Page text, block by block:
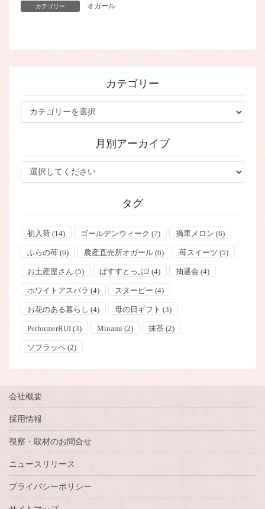
カテゴリー オガール
カテゴリー
テ
ー
月別アーカイブ
タグ
初入荷(14) ゴールデンウィーク (7) 摘果メロン (6)
ふらの苺(6) 農産直売所オガール(6) 苺スイーツ (5)
お土産屋さん (5) ばすすとっぷ2 (4) 抽選会 (4)
ホワイトアスパラ (4) スヌーピー (4)
お花のある暮らし (4) 母の日ギフト (3)
PerformerRUI(3) Minami (2) 抹茶(2)
ソフラッペ(2)
会社概要
採用情報
視察・取材のお問合せ
ニュースリリース
プライバシーポリシー